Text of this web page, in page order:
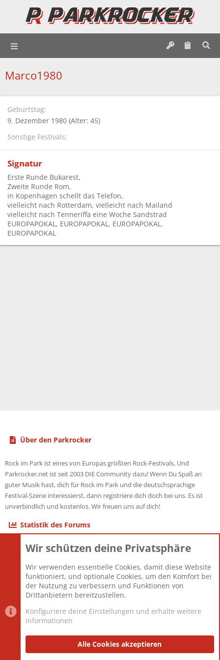
Marco1980
Geburtstag
9. Dezember 1980 (Alter: 45)
Sonstige Festivals
Signatur
Erste Runde Bukarest,
Zweite Runde Rom,
in Kopenhagen schellt das Telefon,
vielleicht nach Rotterdam, vielleicht nach Mailand
vielleicht nach Tenneriffa eine Woche Sandstrad
EUROPAPOKAL, EUROPAPOKAL, EUROPAPOKAL.
EUROPAPOKAL
Über den Parkrocker
Rock im Park ist eines von Europas größten Rock-Festivals. Und
Parkrocker.net ist seit 2003 DIE Community dazu! Wenn Du Spaß an
guter Musik hast, dich für Rock im Park und die deutschsprachige
Festival-Szene interessierst, dann registriere dich doch bei uns. Es ist
unverbindlich und kostenlos. Wir freuen uns auf dich!
Statistik des Forums
Themen
Mitglieder
12.427
Neuestes Mitglied
Berlin
Datenschutzerklärung Impressum
Wir schützen deine Privatsphäre
Wir verwenden essentielle Cookies, damit diese Website
funktioniert, und optionale Cookies, um den Komfort bei
der Nutzung zu verbessern und Funktionen von
Drittanbietern bereitzustellen.
Konfiguriere deine Einstellungen und erhalte weitere
Informationen
Alle Cookies akzeptieren